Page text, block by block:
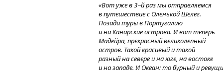
«Вот уже в 3−й раз мы отправляемся
в путешествие с Оленькой Шелег.
Позади туры в Португалию
и на Канарские острова. И вот теперь
Мадейра, прекрасный великолепный
остров. Такой красивый и такой
разный на севере и на юге, на востоке
и на западе.И Океан:то бурныйи